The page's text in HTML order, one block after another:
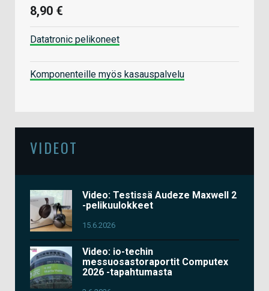
8,90 €
Datatronic pelikoneet
Komponenteille myös kasauspalvelu
VIDEOT
Video: Testissä Audeze Maxwell 2
-pelikuulokkeet
15.6.2026
Video: io-techin
messuosastoraportit Computex
2026 -tapahtumasta